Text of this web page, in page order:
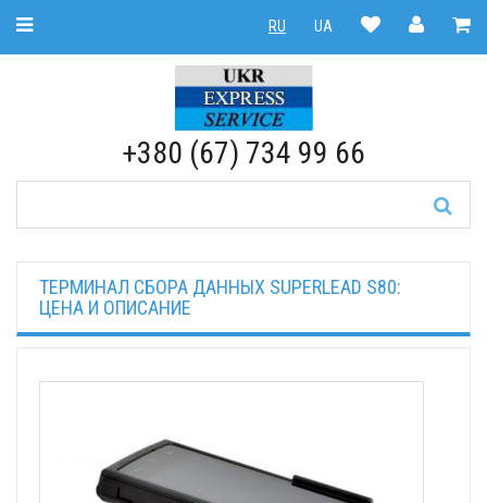
Toggle Navigation UA
RU |
RU
+380 (67) 734 99 66
ТЕРМИНАЛ СБОРА ДАННЫХ SUPERLEAD S80:
ЦЕНА И ОПИСАНИЕ